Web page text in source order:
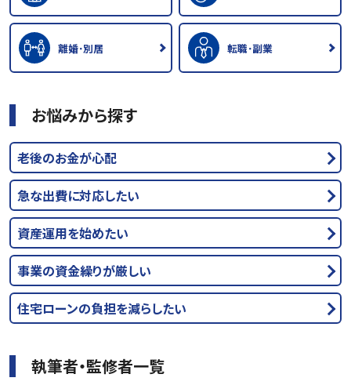
離婚･別居 転職･副業
お悩みから探す
老後のお金が心配
急な出費に対応したい
資産運用を始めたい
事業の資金繰りが厳しい
住宅ローンの負担を減らしたい
執筆者・監修者一覧